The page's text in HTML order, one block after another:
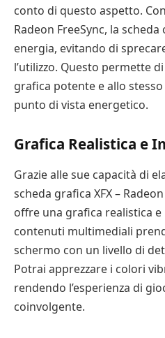
conto di questo aspetto.
Radeon FreeSync, la
energia, evitando di
l’utilizzo. Questo permette
grafica potente e allo
punto di vista energetico.
Grafica Realistica e
Grazie alle sue capacità di
scheda grafica XFX –
offre una grafica realistica
contenuti multimediali
schermo con un livello di
Potrai apprezzare i colori
rendendo l’esperienza di
coinvolgente.